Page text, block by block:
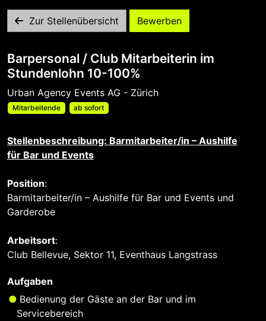
Zur Stellenübersicht Bewerben
Barpersonal / Club Mitarbeiterin im
Stundenlohn 10-100%
Urban Agency Events AG - Zürich
Mitarbeitende ab sofort
Stellenbeschreibung: Barmitarbeiter/in – Aushilfe
für Bar und Events
Position:
Barmitarbeiter/in – Aushilfe für Bar und Events und
Garderobe
Arbeitsort:
Club Bellevue, Sektor 11, Eventhaus Langstrass
Aufgaben
Bedienung der Gäste an der Bar und im
Servicebereich